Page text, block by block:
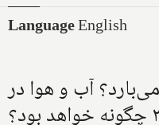
LanguageEnglish
می‌بارد؟ آب و هوا در